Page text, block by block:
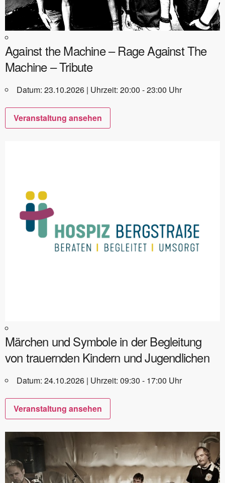
Against the Machine – Rage Against The
Machine – Tribute
Datum: 23.10.2026 | Uhrzeit: 20:00 - 23:00 Uhr
Veranstaltung ansehen
Märchen und Symbole in der Begleitung
von trauernden Kindern und Jugendlichen
Datum: 24.10.2026 | Uhrzeit: 09:30 - 17:00 Uhr
Veranstaltung ansehen